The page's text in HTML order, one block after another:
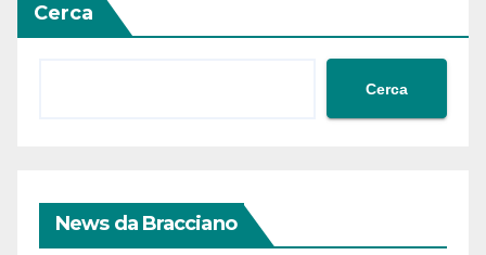
Cerca
Cerca
News da Bracciano